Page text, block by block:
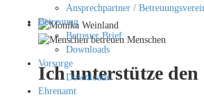
Ich unterstütze
Ansprechpartner /
Betreuung
Betreuer Brief
Downloads
Vorsorge
Downloads
Ehrenamt